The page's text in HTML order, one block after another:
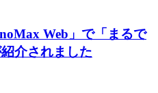
Web」で「まるで
介されました